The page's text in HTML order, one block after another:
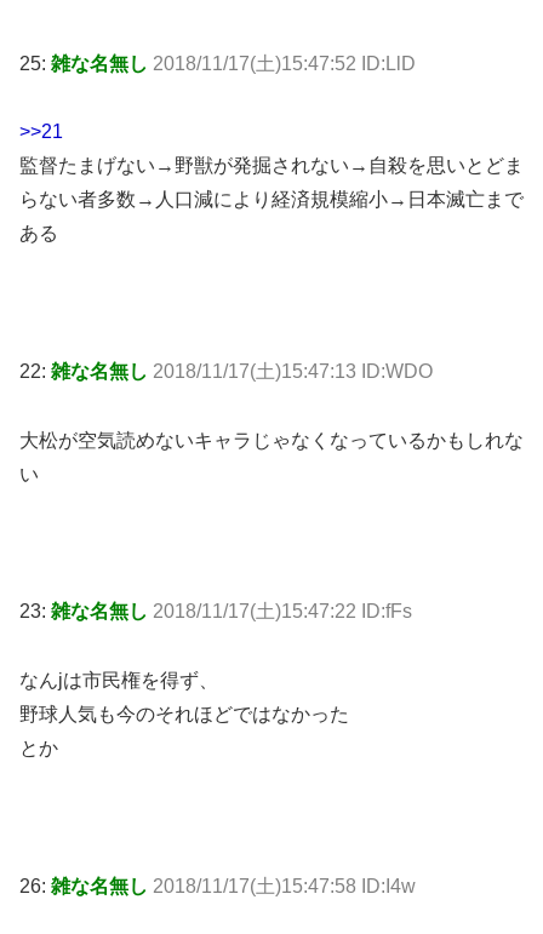
25: 雑な名無し 2018/11/17(土)15:47:52 ID:LlD
>>21
監督たまげない→野獣が発掘されない→自殺を思いとどま
らない者多数→人口減により経済規模縮小→日本滅亡まで
ある
22: 雑な名無し 2018/11/17(土)15:47:13 ID:WDO
大松が空気読めないキャラじゃなくなっているかもしれな
い
23: 雑な名無し 2018/11/17(土)15:47:22 ID:fFs
なんjは市民権を得ず、
野球人気も今のそれほどではなかった
とか
26: 雑な名無し 2018/11/17(土)15:47:58 ID:I4w